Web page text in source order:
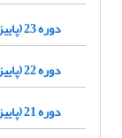
دوره 23 (پاییز 1400-1399)
دوره 22 (پاییز 1399-1398)
دوره 21 (پاییز 1398-1397)